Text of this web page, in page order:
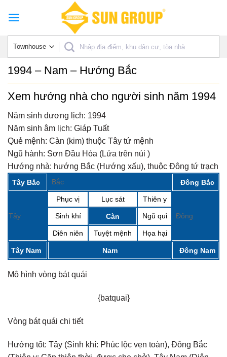
1994 – Nam – Hướng Bắc
Xem hướng nhà cho người sinh năm 1994
Năm sinh dương lịch: 1994
Năm sinh âm lịch: Giáp Tuất
Quẻ mệnh: Càn (kim) thuộc Tây tứ mệnh
Ngũ hành: Sơn Đầu Hỏa (Lửa trên núi )
Hướng nhà: hướng Bắc (Hướng xấu), thuộc Đông tứ trạch
Tây Bắc Bắc Đông Bắc
Tây
Phục vị Lục sát Thiên y
Đông
Sinh khí Càn Ngũ quỉ
Diên niên Tuyệt mệnh Họa hại
Tây Nam Nam Đông Nam
Mô hình vòng bát quái
{batquai}
Vòng bát quái chi tiết
Hướng tốt: Tây (Sinh khí: Phúc lộc vẹn toàn), Đông Bắc